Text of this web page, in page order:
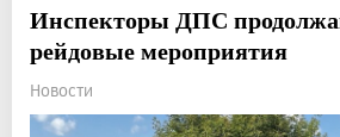
Инспекторы ДПС
рейдовые мероприятия
Новости